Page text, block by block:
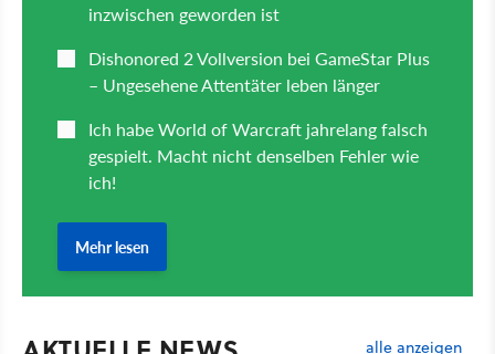
alle anzeigen